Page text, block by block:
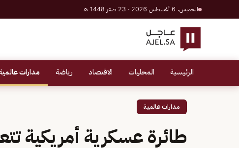
الخميس، 6 أغسطس 2026 · 23 صفر 1448 هـ
الرئيسية المحليات الاقتصاد رياضة مدارات
مدارات عالمية
طائرة عسكرية أمريكية